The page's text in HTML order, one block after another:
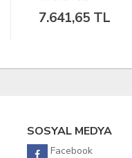
SOSYAL MEDYA
Facebook